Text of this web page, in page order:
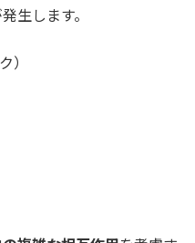
生します。
）